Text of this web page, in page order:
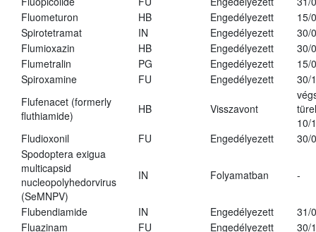
Fluometuron
HB Engedélyezett
15/
Spirotetramat
IN Engedélyezett
30/
Flumioxazin
HB Engedélyezett
30/
Flumetralin
PG Engedélyezett
15/
Spiroxamine
FU Engedélyezett
30/
Flufenacet (formerly
fluthiamide)
HB Visszavont
10/
Fludioxonil
FU Engedélyezett
30/
Spodoptera exigua
multicapsid
nucleopolyhedorvirus
(SeMNPV)
IN Folyamatban -
Flubendiamide IN Engedélyezett
31/
Fluazinam
FU Engedélyezett
30/